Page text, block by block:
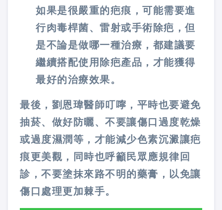
如果是很嚴重的疤痕，可能需要進
行肉毒桿菌、雷射或手術除疤，但
是不論是做哪一種治療，都建議要
繼續搭配使用除疤產品，才能獲得
最好的治療效果。
最後，劉恩瑋醫師叮嚀，平時也要避免
抽菸、做好防曬、不要讓傷口過度乾燥
或過度濕潤等，才能減少色素沉澱讓疤
痕更美觀，同時也呼籲民眾應規律回
診，不要塗抹來路不明的藥膏，以免讓
傷口處理更加棘手。